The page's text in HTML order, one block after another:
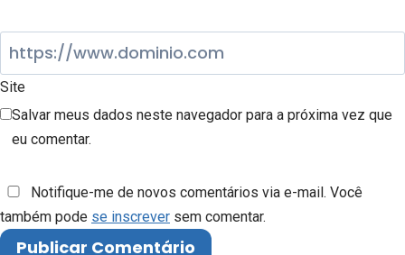
Site
Salvar meus dados neste navegador para a próxima vez que
eu comentar.
Notifique-me de novos comentários via e-mail. Você
também pode se inscrever sem comentar.